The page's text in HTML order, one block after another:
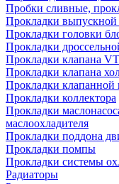
Пробки сливные,
Прокладки
Прокладки головки
Прокладки
Прокладки клапана
Прокладки клапана
Прокладки
Прокладки коллектора
Прокладки
маслоохладителя
Прокладки поддона
Прокладки помпы
Прокладки системы
Радиаторы